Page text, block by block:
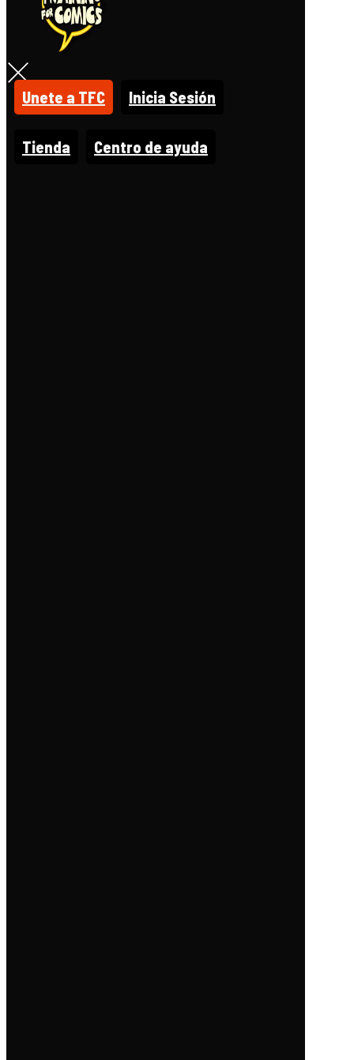
Unete a TFC Inicia Sesión
Tienda Centro de ayuda